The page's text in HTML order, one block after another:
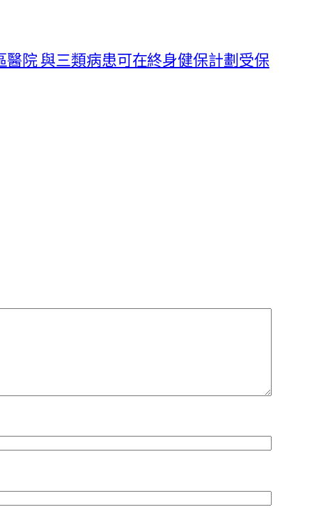
院 與三類病患可在終身健保計劃受保